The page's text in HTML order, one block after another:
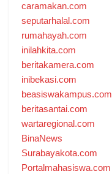
caramakan.com
seputarhalal.com
rumahayah.com
inilahkita.com
beritakamera.com
inibekasi.com
beasiswakampus.com
beritasantai.com
wartaregional.com
BinaNews
Surabayakota.com
Portalmahasiswa.com